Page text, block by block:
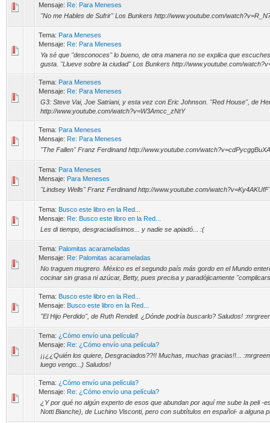
Mensaje: Re: Para Meneses
"No me Hables de Sufrir" Los Bunkers http://www.youtube.com/
Tema: Para Meneses
Mensaje: Re: Para Meneses
Ya sé que "desconoces" lo bueno, de otra manera no se explica que
gusta. "Llueve sobre la ciudad" Los Bunkers http://www.youtube.com/
Tema: Para Meneses
Mensaje: Re: Para Meneses
G3: Steve Vai, Joe Satriani, y esta vez con Eric Johnson. "Red House", de
http://www.youtube.com/watch?v=W3Amcc_zNtY
Tema: Para Meneses
Mensaje: Re: Para Meneses
"The Fallen" Franz Ferdinand http://www.youtube.com/watch?v=cdPycggBuXA
Tema: Para Meneses
Mensaje: Para Meneses
"Lindsey Wells" Franz Ferdinand http://www.youtube.com/
Tema: Busco este libro en la Red...
Mensaje: Re: Busco este libro en la Red...
Les di tiempo, desgraciadísimos... y nadie se apiadó... :(
Tema: Palomitas acarameladas
Mensaje: Re: Palomitas acarameladas
No traguen mugrero. México es el segundo país más gordo en el Mundo
cocinar sin grasa ni azúcar, Betty, pues precisa y paradójicamente
Tema: Busco este libro en la Red...
Mensaje: Busco este libro en la Red...
"El Hijo Perdido", de Ruth Rendell. ¿Dónde podría buscarlo? Saludos!
Tema: ¿Cómo envío una película?
Mensaje: Re: ¿Cómo envío una película?
¡¡¿¿Quién los quiere, Desgraciados??!! Muchas, muchas gracias!!...
luego vengo...) Saludos!
Tema: ¿Cómo envío una película?
Mensaje: Re: ¿Cómo envío una película?
¿Y por qué no algún experto de esos que abundan por aquí me sube la peli -
Notti Bianche), de Luchino Visconti, pero con subtítulos en español- a alguna